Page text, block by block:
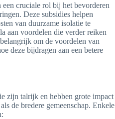
cruciale rol bij het bevorderen
Deze subsidies helpen
van duurzame isolatie te
aan voordelen die verder reiken
om de voordelen van
deze bijdragen aan een betere
zijn talrijk en hebben grote impact
de bredere gemeenschap. Enkele